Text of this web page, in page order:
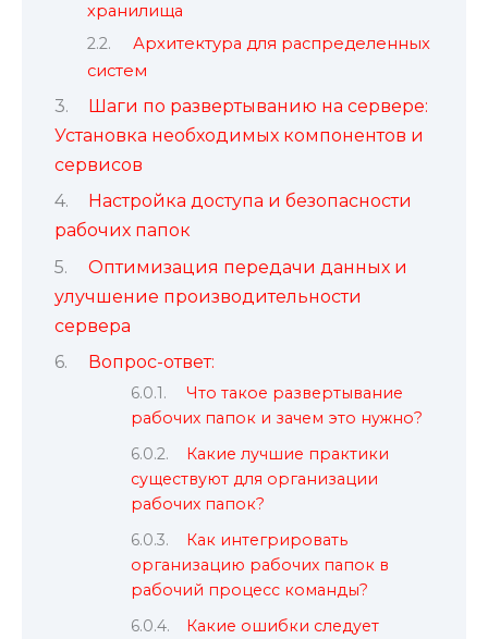
хранилища
Архитектура для распределенных
систем
Шаги по развертыванию на сервере:
Установка необходимых компонентов и
сервисов
Настройка доступа и безопасности
рабочих папок
Оптимизация передачи данных и
улучшение производительности
сервера
Вопрос-ответ:
Что такое развертывание
рабочих папок и зачем это нужно?
Какие лучшие практики
существуют для организации
рабочих папок?
Как интегрировать
организацию рабочих папок в
рабочий процесс команды?
Какие ошибки следует